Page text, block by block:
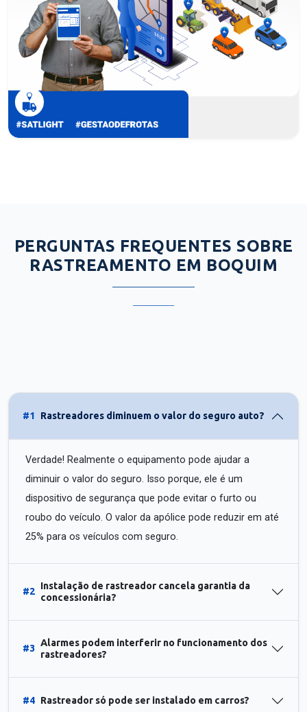
PERGUNTAS FREQUENTES SOBRE
RASTREAMENTO EM BOQUIM
#1 Rastreadores diminuem o valor do seguro auto?
Verdade! Realmente o equipamento pode ajudar a
diminuir o valor do seguro. Isso porque, ele é um
dispositivo de segurança que pode evitar o furto ou
roubo do veículo. O valor da apólice pode reduzir em até
25% para os veículos com seguro.
#2
Instalação de rastreador cancela garantia da
concessionária?
#3
Alarmes podem interferir no funcionamento dos
rastreadores?
#4 Rastreador só pode ser instalado em carros?